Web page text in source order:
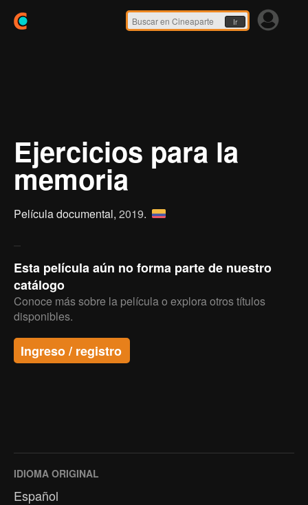
Ir
Ejercicios para la
memoria
Película documental, 2019.
Esta película aún no forma parte de nuestro
catálogo
Conoce más sobre la película o explora otros títulos
disponibles.
Ingreso / registro
IDIOMA ORIGINAL
Español